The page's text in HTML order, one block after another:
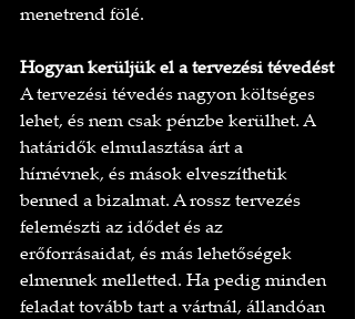
menetrend fölé.
Hogyan kerüljük el a tervezési tévedést
A tervezési tévedés nagyon költséges
lehet, és nem csak pénzbe kerülhet. A
határidők elmulasztása árt a
hírnévnek, és mások elveszíthetik
benned a bizalmat. A rossz tervezés
felemészti az idődet és az
erőforrásaidat, és más lehetőségek
elmennek melletted. Ha pedig minden
feladat tovább tart a vártnál, állandóan